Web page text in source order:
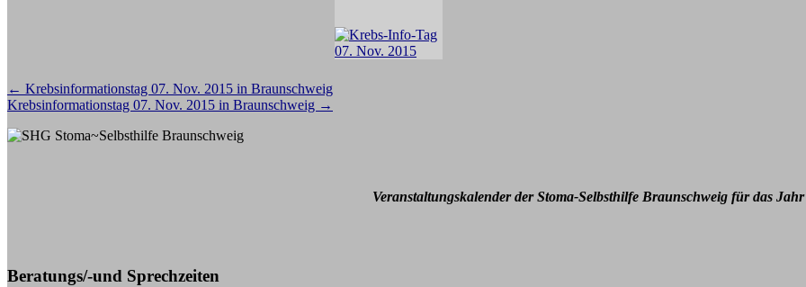
Beitragsnavigation
← Krebsinformationstag 07. Nov. 2015 in Braunschweig
Krebsinformationstag 07. Nov. 2015 in Braunschweig →
Veranstaltungskalender der Stoma-Selbsthilfe Braunschweig für das
Beratungs/-und Sprechzeiten